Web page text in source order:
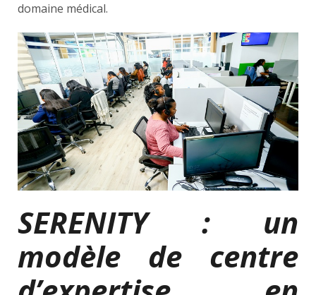
domaine médical.
SERENITY : un
modèle de centre